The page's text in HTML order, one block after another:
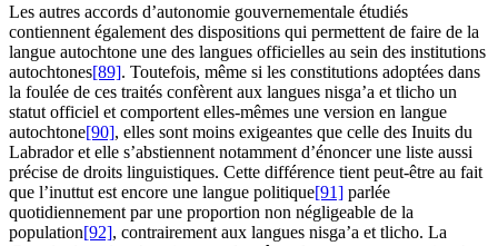
Les autres accords d’autonomie gouvernementale étudiés
contiennent également des dispositions qui permettent de faire de la
langue autochtone une des langues officielles au sein des institutions
autochtones[89]. Toutefois, même si les constitutions adoptées dans
la foulée de ces traités confèrent aux langues nisga’a et tlicho un
statut officiel et comportent elles-mêmes une version en langue
autochtone[90], elles sont moins exigeantes que celle des Inuits du
Labrador et elle s’abstiennent notamment d’énoncer une liste aussi
précise de droits linguistiques. Cette différence tient peut-être au fait
que l’inuttut est encore une langue politique[91] parlée
quotidiennement par une proportion non négligeable de la
population[92], contrairement aux langues nisga’a et tlicho. La